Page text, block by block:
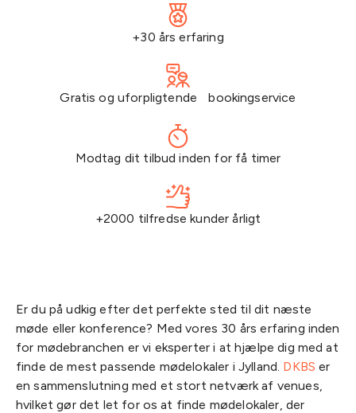
+30 års erfaring
Gratis og uforpligtende bookingservice
Modtag dit tilbud inden for få timer
+2000 tilfredse kunder årligt
Er du på udkig efter det perfekte sted til dit næste
møde eller konference? Med vores 30 års erfaring inden
for mødebranchen er vi eksperter i at hjælpe dig med at
finde de mest passende mødelokaler i Jylland. DKBS er
en sammenslutning med et stort netværk af venues,
hvilket gør det let for os at finde mødelokaler, der